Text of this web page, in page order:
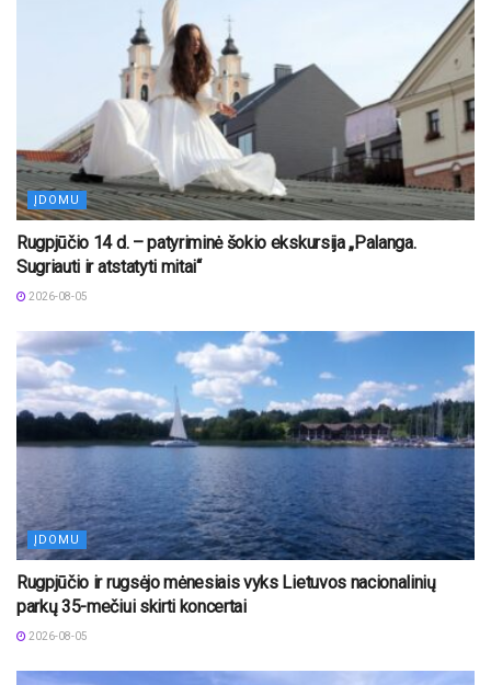
ĮDOMU
Rugpjūčio 14 d. – patyriminė šokio ekskursija „Palanga.
Sugriauti ir atstatyti mitai“
2026-08-05
ĮDOMU
Rugpjūčio ir rugsėjo mėnesiais vyks Lietuvos nacionalinių
parkų 35-mečiui skirti koncertai
2026-08-05